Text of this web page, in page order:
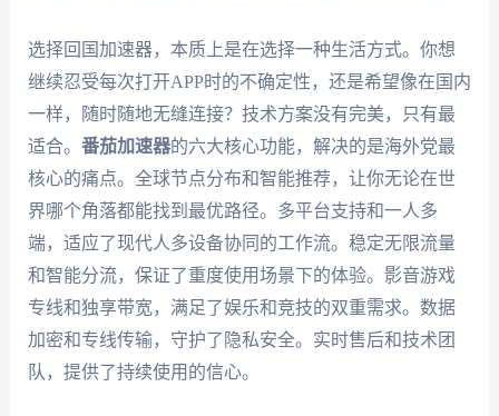
选择回国加速器，本质上是在选择一种生活方式。你想
继续忍受每次打开APP时的不确定性，还是希望像在国内
一样，随时随地无缝连接？技术方案没有完美，只有最
适合。 番茄加速器的六大核心功能，解决的是海外党最
核心的痛点。全球节点分布和智能推荐，让你无论在世
界哪个角落都能找到最优路径。多平台支持和一人多
端，适应了现代人多设备协同的工作流。稳定无限流量
和智能分流，保证了重度使用场景下的体验。影音游戏
专线和独享带宽，满足了娱乐和竞技的双重需求。数据
加密和专线传输，守护了隐私安全。实时售后和技术团
队，提供了持续使用的信心。